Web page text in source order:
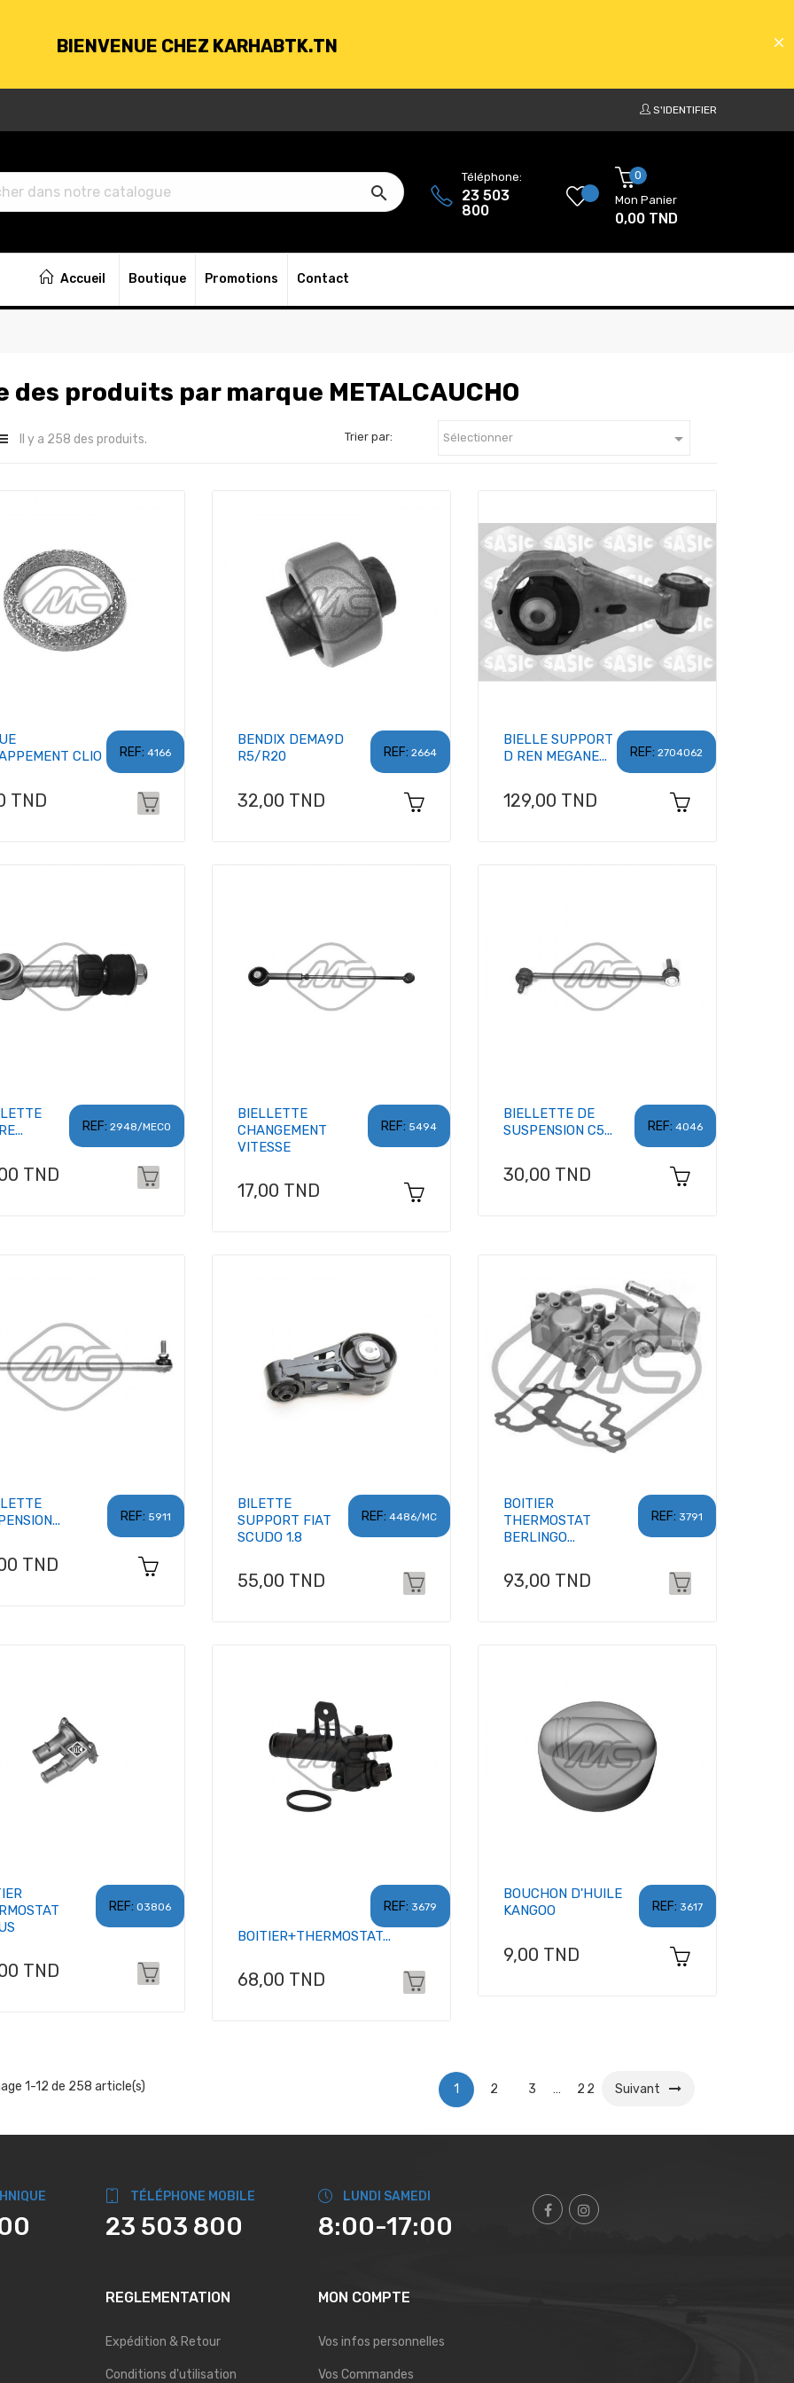
BIENVENUE CHEZ KARHABTK.TN
GRATUITE À PARTIR DE 250DT D'ACHATS
BIENVENUE CHEZ KARHABTK.TN
GRATUITE À PARTIR DE 250DT D'ACHATS
S'IDENTIFIER

Téléphone:
23 503
800
0
Mon Panier
0,00 TND
Accueil Boutique Promotions Contact
des produits par marque METALCAUCHO
Il y a 258 des produits. Trier par: Sélectionner 
REF: 4166
CLIO
TND
REF: 2664
BENDIX DEMA9D
R5/R20
Prix
32,00 TND
REF: 2704062
BIELLE SUPPORT
D REN MEGANE...
Prix
129,00 TND
REF: 2948/MECO
TND
REF: 5494
BIELLETTE
CHANGEMENT
VITESSE
Prix
17,00 TND
REF: 4046
BIELLETTE DE
SUSPENSION C5...
Prix
30,00 TND
REF: 5911
TND
REF: 4486/MC
BILETTE
SUPPORT FIAT
SCUDO 1.8
Prix
55,00 TND
REF: 3791
BOITIER
THERMOSTAT
BERLINGO...
Prix
93,00 TND
REF: 03806
TND
REF: 3679
BOITIER+THERMOSTAT...
Prix
68,00 TND
REF: 3617
BOUCHON D'HUILE
KANGOO
Prix
9,00 TND
1-12 de 258 article(s) 1 2 3 … 22 Suivant
TÉLÉPHONE MOBILE
23 503 800
LUNDI SAMEDI
8:00-17:00
REGLEMENTATION
Expédition & Retour
Conditions d'utilisation
MON COMPTE
Vos infos personnelles
Vos Commandes